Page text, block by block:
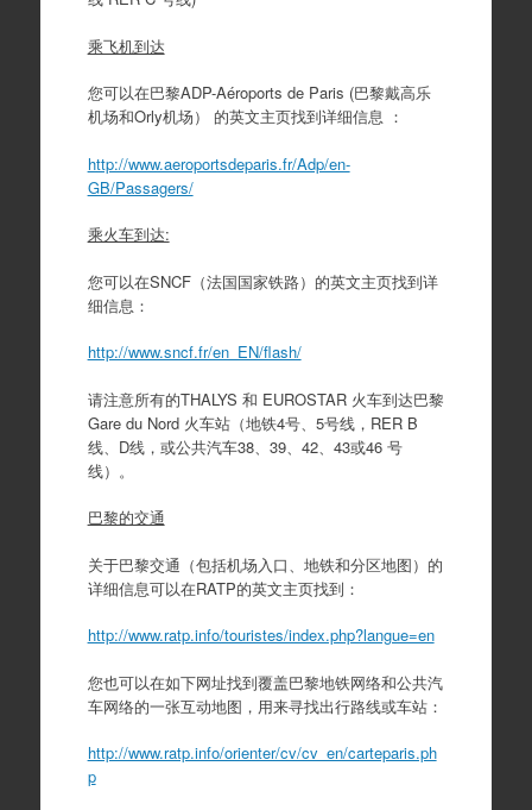
乘飞机到达
您可以在巴黎ADP-Aéroports de Paris (巴黎戴高乐
机场和Orly机场） 的英文主页找到详细信息 ：
http://www.aeroportsdeparis.fr/Adp/en-
GB/Passagers/
乘火车到达:
您可以在SNCF（法国国家铁路）的英文主页找到详
细信息：
http://www.sncf.fr/en_EN/flash/
请注意所有的THALYS 和 EUROSTAR 火车到达巴黎
Gare du Nord 火车站（地铁4号、5号线，RER B
线、D线，或公共汽车38、39、42、43或46 号
线）。
巴黎的交通
关于巴黎交通（包括机场入口、地铁和分区地图）的
详细信息可以在RATP的英文主页找到：
http://www.ratp.info/touristes/index.php?langue=en
您也可以在如下网址找到覆盖巴黎地铁网络和公共汽
车网络的一张互动地图，用来寻找出行路线或车站：
http://www.ratp.info/orienter/cv/cv_en/carteparis.ph
p